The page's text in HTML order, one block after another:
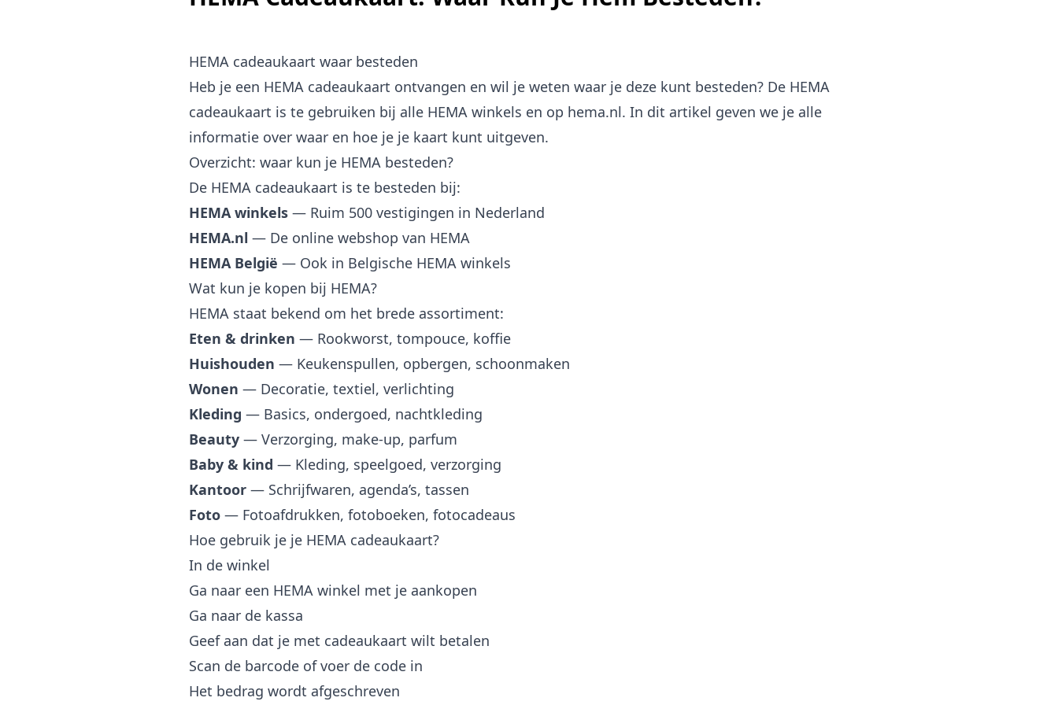
HEMA cadeaukaart waar besteden
Heb je een HEMA cadeaukaart ontvangen en wil je weten waar je deze kunt besteden? De HEMA
cadeaukaart is te gebruiken bij alle HEMA winkels en op hema.nl. In dit artikel geven we je alle
informatie over waar en hoe je je kaart kunt uitgeven.
Overzicht: waar kun je HEMA besteden?
De HEMA cadeaukaart is te besteden bij:
HEMA winkels — Ruim 500 vestigingen in Nederland
HEMA.nl — De online webshop van HEMA
HEMA België — Ook in Belgische HEMA winkels
Wat kun je kopen bij HEMA?
HEMA staat bekend om het brede assortiment:
Eten & drinken — Rookworst, tompouce, koffie
Huishouden — Keukenspullen, opbergen, schoonmaken
Wonen — Decoratie, textiel, verlichting
Kleding — Basics, ondergoed, nachtkleding
Beauty — Verzorging, make-up, parfum
Baby & kind — Kleding, speelgoed, verzorging
Kantoor — Schrijfwaren, agenda’s, tassen
Foto — Fotoafdrukken, fotoboeken, fotocadeaus
Hoe gebruik je je HEMA cadeaukaart?
In de winkel
Ga naar een HEMA winkel met je aankopen
Ga naar de kassa
Geef aan dat je met cadeaukaart wilt betalen
Scan de barcode of voer de code in
Het bedrag wordt afgeschreven